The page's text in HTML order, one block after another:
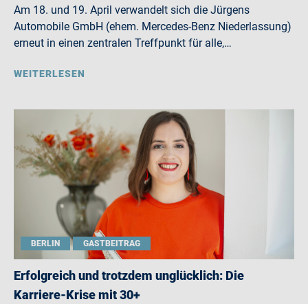
Am 18. und 19. April verwandelt sich die Jürgens
Automobile GmbH (ehem. Mercedes-Benz Niederlassung)
erneut in einen zentralen Treffpunkt für alle,…
WEITERLESEN
BERLIN GASTBEITRAG
Erfolgreich und trotzdem unglücklich: Die
Karriere-Krise mit 30+